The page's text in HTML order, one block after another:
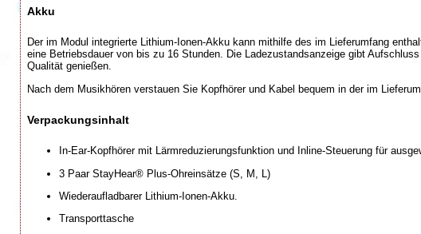
Akku
Der im Modul integrierte Lithium-Ionen-Akku kann mithilfe des im Lieferumfang
eine Betriebsdauer von bis zu 16 Stunden. Die Ladezustandsanzeige gibt
Qualität genießen.
Nach dem Musikhören verstauen Sie Kopfhörer und Kabel bequem in der im
Verpackungsinhalt
In-Ear-Kopfhörer mit Lärmreduzierungsfunktion und Inline-Steuerung für
3 Paar StayHear® Plus-Ohreinsätze (S, M, L)
Wiederaufladbarer Lithium-Ionen-Akku.
Transporttasche